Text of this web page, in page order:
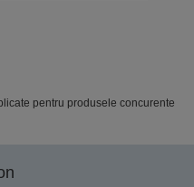
pentru produsele concurente